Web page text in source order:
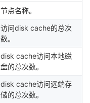
节点名称。
访问disk cache的总次
数。
disk cache访问本地磁
盘的总次数。
disk cache访问远端存
储的总次数。